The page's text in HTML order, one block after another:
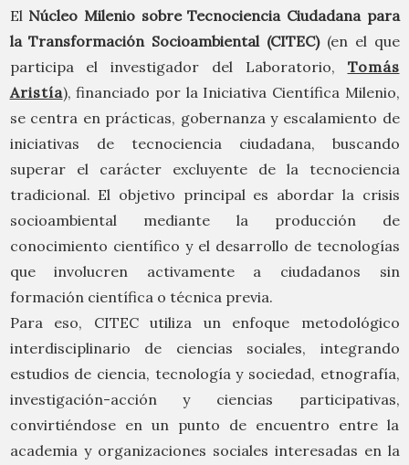
El Núcleo Milenio sobre Tecnociencia Ciudadana para
la Transformación Socioambiental (CITEC)(en el que
participa el investigador del Laboratorio, Tomás
Aristía), financiado por la Iniciativa Científica Milenio,
se centra en prácticas, gobernanza y escalamiento de
iniciativas de tecnociencia ciudadana, buscando
superar el carácter excluyente de la tecnociencia
tradicional. El objetivo principal es abordar la crisis
socioambiental mediante la producción de
conocimiento científico y el desarrollo de tecnologías
que involucren activamente a ciudadanos sin
formación científica o técnica previa.
Para eso, CITEC utiliza un enfoque metodológico
interdisciplinario de ciencias sociales, integrando
estudios de ciencia, tecnología y sociedad, etnografía,
investigación-acción y ciencias participativas,
convirtiéndose en un punto de encuentro entre la
academia y organizaciones sociales interesadas en la